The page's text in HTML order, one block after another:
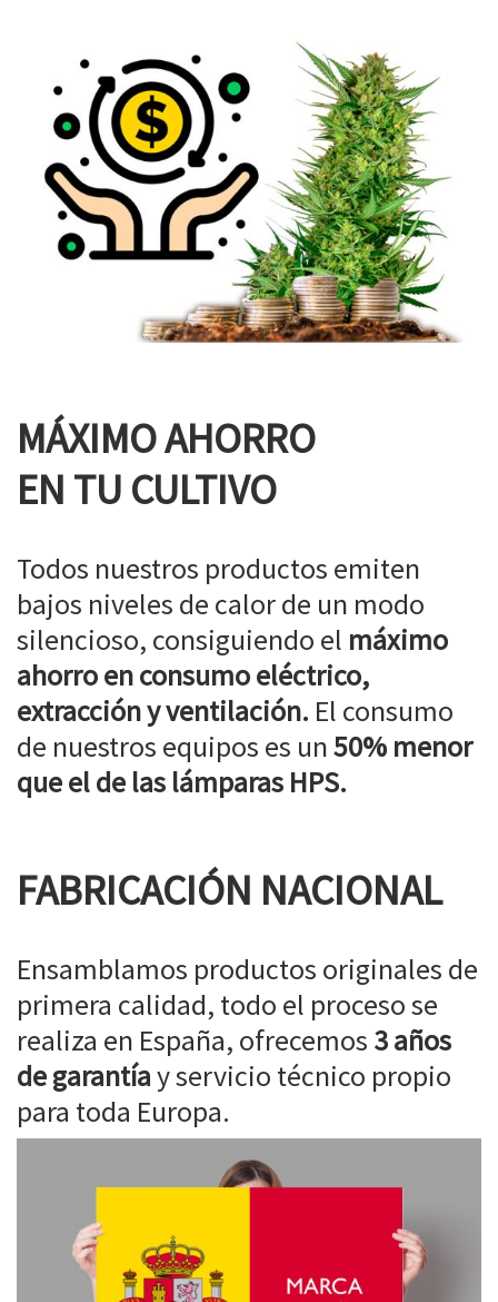
MÁXIMO AHORRO
EN TU CULTIVO
Todos nuestros productos emiten
bajos niveles de calor de un modo
silencioso, consiguiendo el máximo
ahorro en consumo eléctrico,
extracción y ventilación. El consumo
de nuestros equipos es un50% menor
que el de las lámparas HPS.
FABRICACIÓN NACIONAL
Ensamblamos productos originales de
primera calidad, todo el proceso se
realiza en España, ofrecemos 3 años
de garantíay servicio técnico propio
para toda Europa.